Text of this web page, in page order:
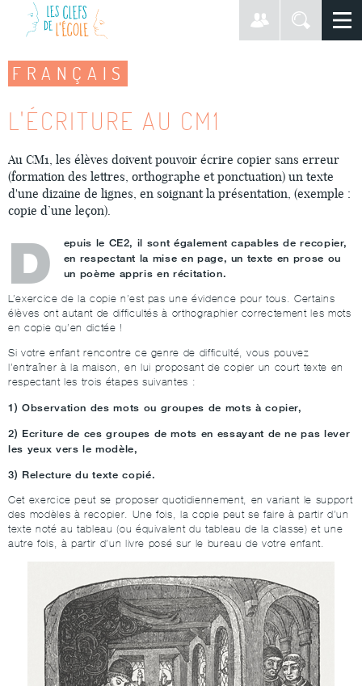
FRANÇAIS
L'ÉCRITURE AU CM1
Au CM1, les élèves doivent pouvoir écrire copier sans erreur
(formation des lettres, orthographe et ponctuation) un texte
d'une dizaine de lignes, en soignant la présentation, (exemple :
copie d’une leçon).
D
epuis le CE2, il sont également capables de recopier,
en respectant la mise en page, un texte en prose ou
un poème appris en récitation.
L’exercice de la copie n’est pas une évidence pour tous. Certains
élèves ont autant de difficultés à orthographier correctement les mots
en copie qu’en dictée !
Si votre enfant rencontre ce genre de difficulté, vous pouvez
l’entraîner à la maison, en lui proposant de copier un court texte en
respectant les trois étapes suivantes :
1) Observation des mots ou groupes de mots à copier,
2) Ecriture de ces groupes de mots en essayant de ne pas lever
les yeux vers le modèle,
3) Relecture du texte copié.
Cet exercice peut se proposer quotidiennement, en variant le support
des modèles à recopier. Une fois, la copie peut se faire à partir d’un
texte noté au tableau (ou équivalent du tableau de la classe) et une
autre fois, à partir d’un livre posé sur le bureau de votre enfant.